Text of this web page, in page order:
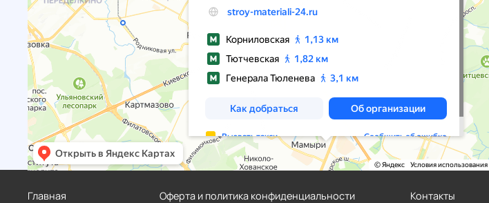
Главная Оферта и политика конфиденциальности Контакты